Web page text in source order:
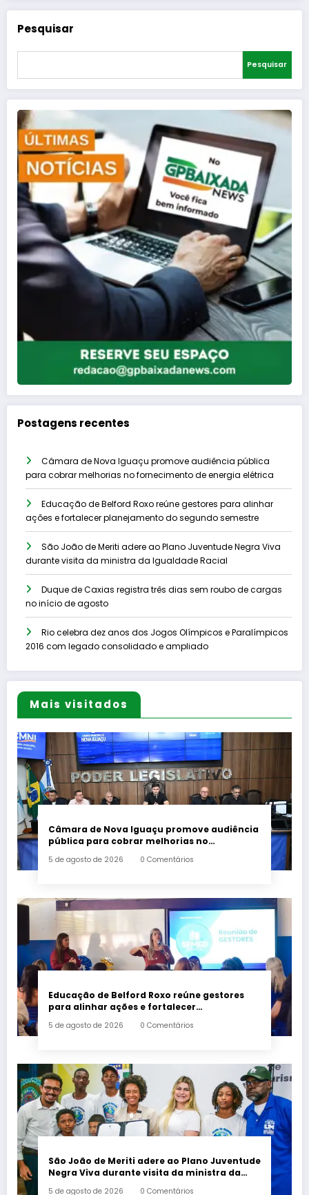
Pesquisar
Pesquisar
Postagens recentes
Câmara de Nova Iguaçu promove audiência pública
para cobrar melhorias no fornecimento de energia elétrica
Educação de Belford Roxo reúne gestores para alinhar
ações e fortalecer planejamento do segundo semestre
São João de Meriti adere ao Plano Juventude Negra Viva
durante visita da ministra da Igualdade Racial
Duque de Caxias registra três dias sem roubo de cargas
no início de agosto
Rio celebra dez anos dos Jogos Olímpicos e Paralímpicos
2016 com legado consolidado e ampliado
Mais visitados
Câmara de Nova Iguaçu promove audiência
pública para cobrar melhorias no
5 de agosto de 2026 0 Comentários
Educação de Belford Roxo reúne gestores
para alinhar ações e fortalecer
5 de agosto de 2026 0 Comentários
São João de Meriti adere ao Plano Juventude
Negra Viva durante visita da ministra da
5 de agosto de 2026 0 Comentários